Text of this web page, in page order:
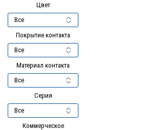
Цвет
Покрытие контакта
Материал контакта
Серия
Коммерческое